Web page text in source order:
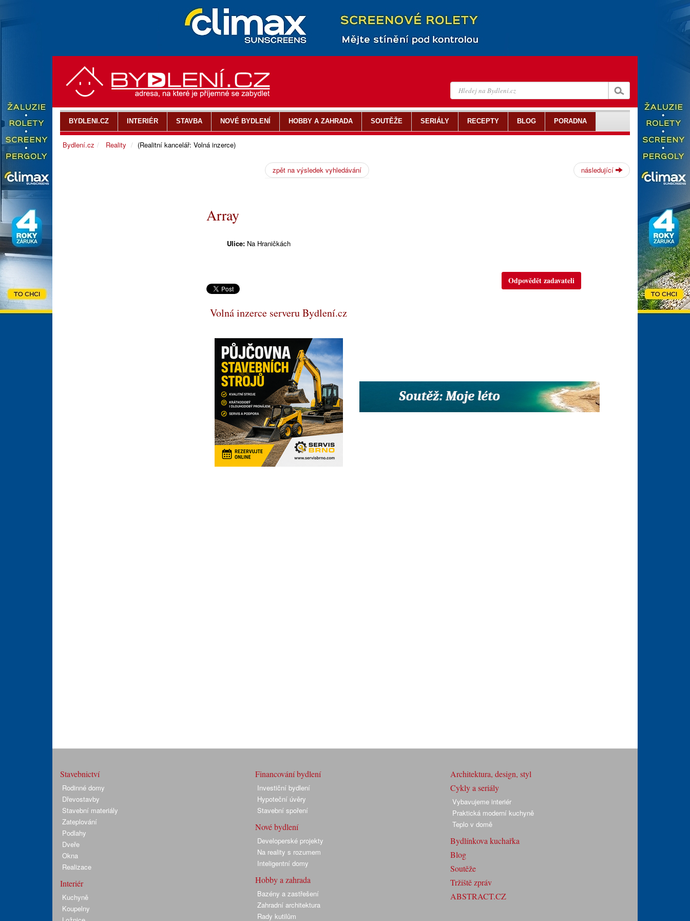
BYDLENI.CZ INTERIÉR STAVBA NOVÉ BYDLENÍ HOBBY A ZAHRADA SOUTĚŽE SERIÁLY RECEPTY BLOG PORADNA
Bydlení.cz Reality (Realitní kancelář: Volná inzerce)
zpět na výsledek vyhledávání následující
Array
Ulice: Na Hraničkách
Odpovědět zadavateli
Volná inzerce serveru Bydlení.cz
Stavebnictví
Rodinné domy
Dřevostavby
Stavební materiály
Zateplování
Podlahy
Dveře
Okna
Realizace
Interiér
Kuchyně
Koupelny
Financování bydlení
Investiční bydlení
Hypoteční úvěry
Stavební spoření
Nové bydlení
Developerské projekty
Na reality s rozumem
Inteligentní domy
Hobby a zahrada
Bazény a zastřešení
Zahradní architektura
Rady kutilům
Architektura, design, styl
Cykly a seriály
Vybavujeme interiér
Praktická moderní kuchyně
Teplo v domě
Bydlínkova kuchařka
Blog
Soutěže
Tržiště zpráv
ABSTRACT.CZ